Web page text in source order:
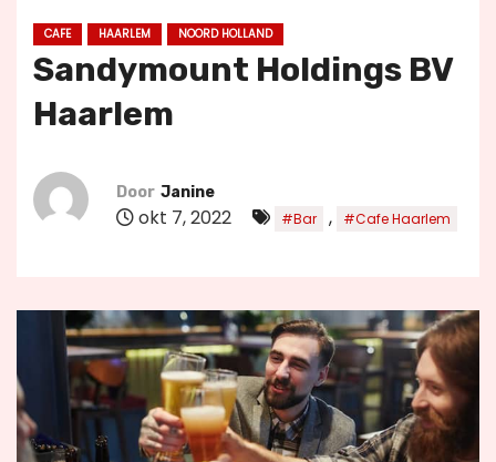
CAFE HAARLEM NOORD HOLLAND
Sandymount Holdings BV
Haarlem
Door Janine
okt 7, 2022 #Bar , #Cafe Haarlem